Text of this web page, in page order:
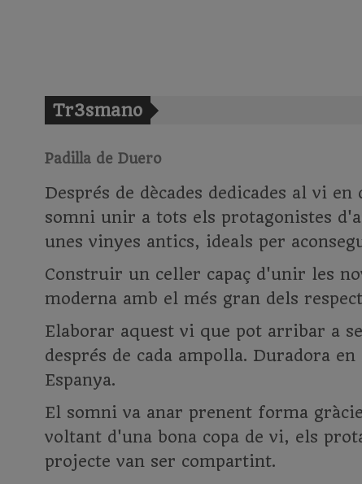
Tr3smano
Padilla de Duero
Després de dècades dedicades al vi
somni unir a tots els protagonistes
unes vinyes antics, ideals per
Construir un celler capaç d'unir les
moderna amb el més gran dels
Elaborar aquest vi que pot arribar a
després de cada ampolla. Duradora
Espanya.
El somni va anar prenent forma
voltant d'una bona copa de vi, els
projecte van ser compartint.